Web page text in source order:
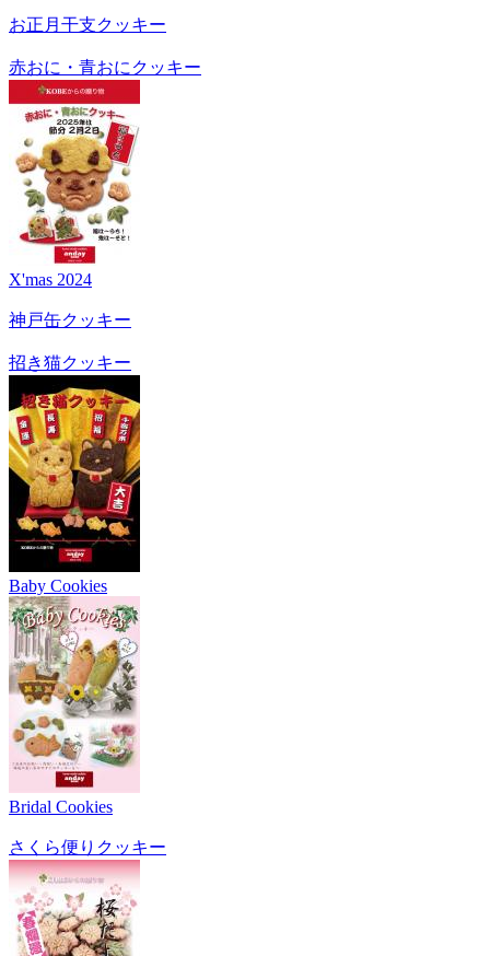
お正月干支クッキー
赤おに・青おにクッキー
X'mas 2024
神戸缶クッキー
招き猫クッキー
Baby Cookies
Bridal Cookies
さくら便りクッキー